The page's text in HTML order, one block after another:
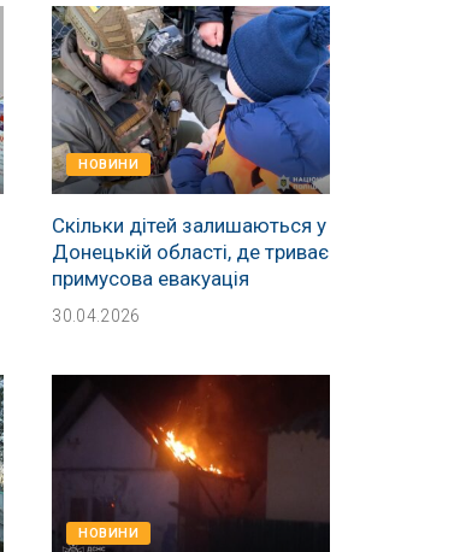
НОВИНИ
Скільки дітей залишаються у
Донецькій області, де триває
примусова евакуація
30.04.2026
НОВИНИ